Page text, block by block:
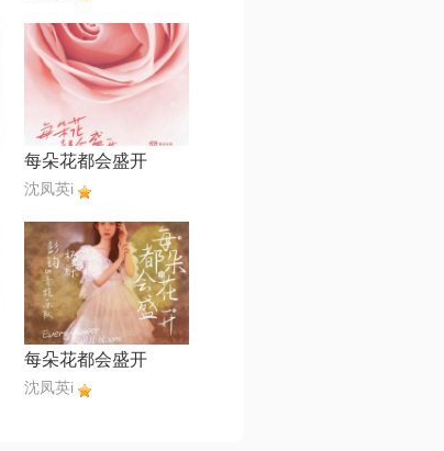
每朵花都会盛开
沈凤英i
每朵花都会盛开
沈凤英i